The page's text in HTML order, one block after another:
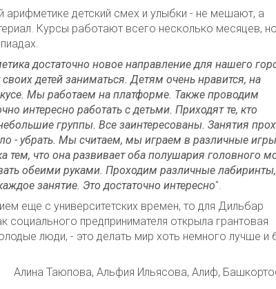
арифметике детский смех и улыбки - не мешают, а
Курсы работают всего несколько месяцев,
достаточно новое направление для нашего
детей заниматься. Детям очень нравится, на
Мы работаем на платформе. Также проводим
интересно работать с детьми. Приходят те, кто
группы. Все заинтересованы. Занятия
- убрать. Мы считаем, мы играем в различные
что она развивает оба полушария головного
обеими руками. Проходим различные лабиринты,
занятие. Это достаточно интересно".
еще с университетских времен, то для Дильбар
социального предпринимателя открыла грантовая
люди, - это делать мир хоть немного лучше и
Алина Таюпова, Альфия Ильясова, Алиф,